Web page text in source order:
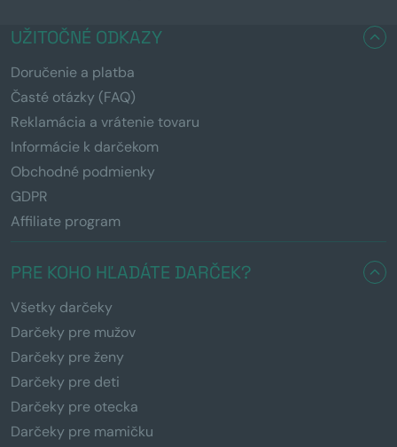
UŽITOČNÉ ODKAZY
Doručenie a platba
Časté otázky (FAQ)
Reklamácia a vrátenie tovaru
Informácie k darčekom
Obchodné podmienky
GDPR
Affiliate program
PRE KOHO HĽADÁTE DARČEK?
Všetky darčeky
Darčeky pre mužov
Darčeky pre ženy
Darčeky pre deti
Darčeky pre otecka
Darčeky pre mamičku